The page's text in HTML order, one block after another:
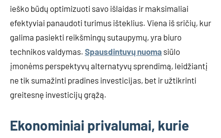
ieško būdų optimizuoti savo išlaidas ir maksimaliai
efektyviai panaudoti turimus išteklius. Viena iš sričių, kur
galima pasiekti reikšmingų sutaupymų, yra biuro
technikos valdymas. Spausdintuvų nuoma siūlo
įmonėms perspektyvų alternatyvų sprendimą, leidžiantį
ne tik sumažinti pradines investicijas, bet ir užtikrinti
greitesnę investicijų grąžą.
Ekonominiai privalumai, kurie